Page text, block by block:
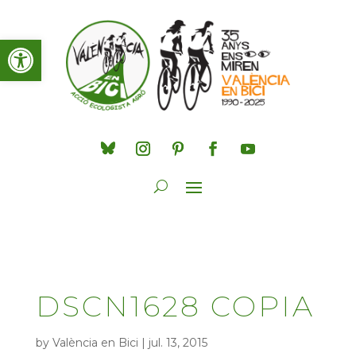
Obre la barra d'eines
DSCN1628 COPIA
by València en Bici | jul. 13, 2015